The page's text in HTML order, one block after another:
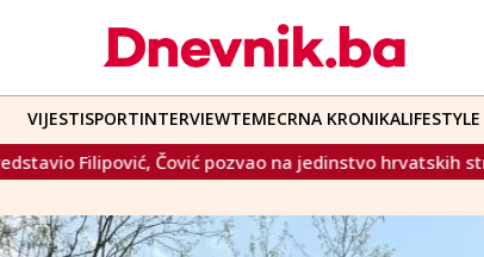
VIJESTISPORTINTERVIEWTEMECRNA KRONIKALIFESTYLE
na jedinstvo hrvatskih stranaka NASA prati